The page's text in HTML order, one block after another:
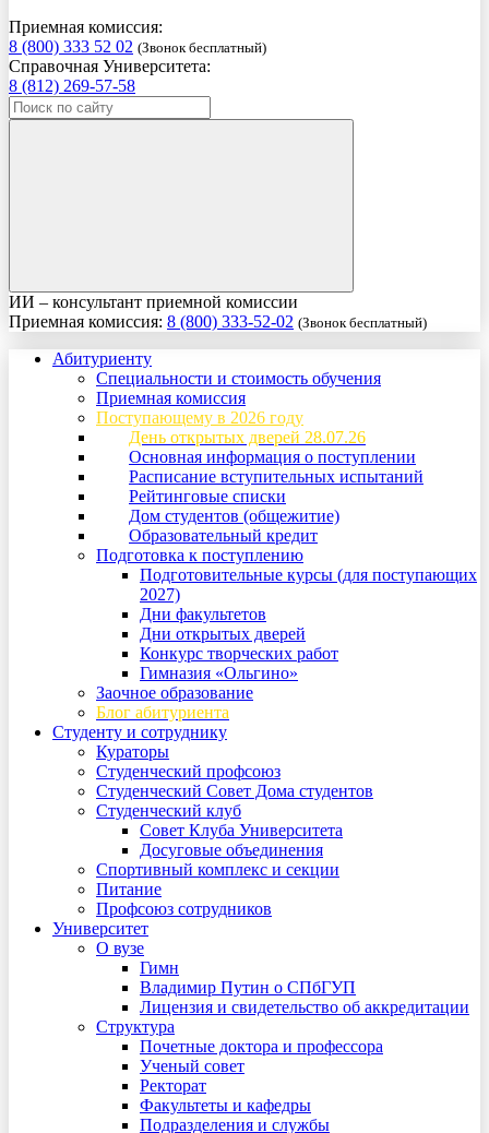
Приемная комиссия:
8 (800) 333 52 02 (Звонок бесплатный)
Справочная Университета:
8 (812) 269-57-58
ИИ – консультант приемной комиссии
Приемная комиссия: 8 (800) 333-52-02 (Звонок бесплатный)
Абитуриенту
Специальности и стоимость обучения
Приемная комиссия
Поступающему в 2026 году
День открытых дверей 28.07.26
Основная информация о поступлении
Расписание вступительных испытаний
Рейтинговые списки
Дом студентов (общежитие)
Образовательный кредит
Подготовка к поступлению
Подготовительные курсы (для поступающих
2027)
Дни факультетов
Дни открытых дверей
Конкурс творческих работ
Гимназия «Ольгино»
Заочное образование
Блог абитуриента
Студенту и сотруднику
Кураторы
Студенческий профсоюз
Студенческий Совет Дома студентов
Студенческий клуб
Совет Клуба Университета
Досуговые объединения
Спортивный комплекс и секции
Питание
Профсоюз сотрудников
Университет
О вузе
Гимн
Владимир Путин о СПбГУП
Лицензия и свидетельство об аккредитации
Структура
Почетные доктора и профессора
Ученый совет
Ректорат
Факультеты и кафедры
Подразделения и службы